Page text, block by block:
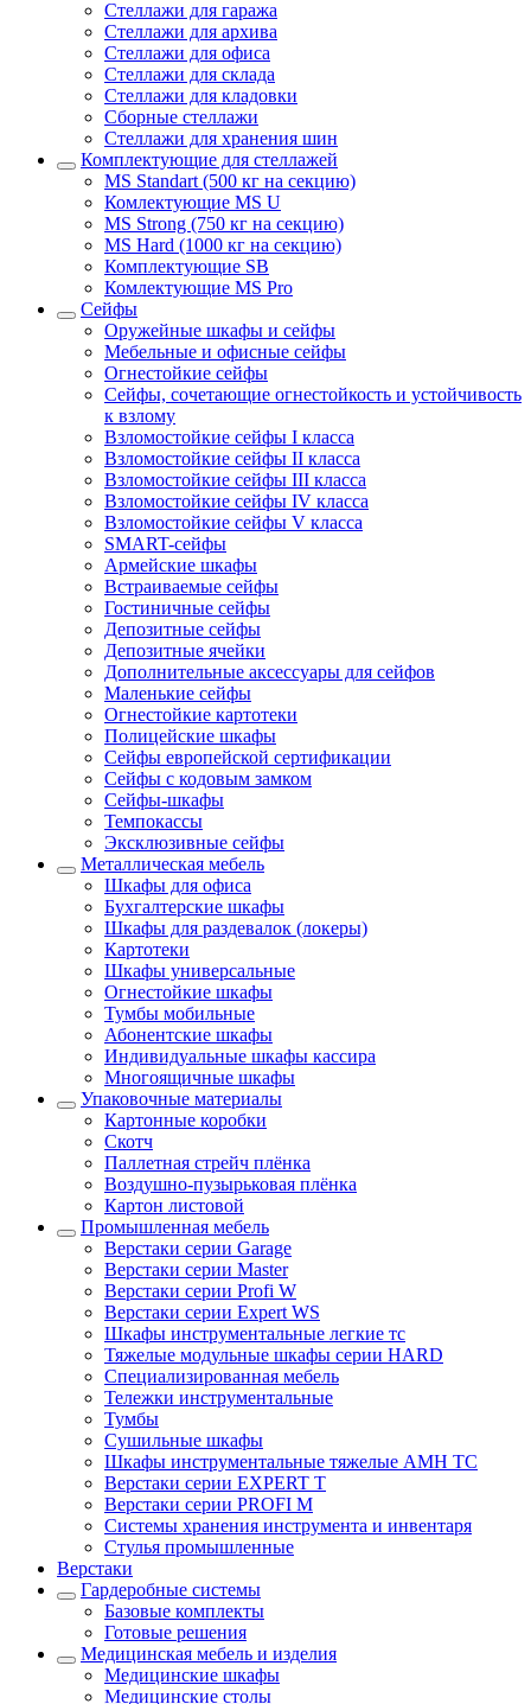
Стеллажи для гаража
Стеллажи для архива
Стеллажи для офиса
Стеллажи для склада
Стеллажи для кладовки
Сборные стеллажи
Стеллажи для хранения шин
Комплектующие для стеллажей
MS Standart (500 кг на секцию)
Комлектующие MS U
MS Strong (750 кг на секцию)
MS Hard (1000 кг на секцию)
Комплектующие SB
Комлектующие MS Pro
Сейфы
Оружейные шкафы и сейфы
Мебельные и офисные сейфы
Огнестойкие сейфы
Сейфы, сочетающие огнестойкость и устойчивость
к взлому
Взломостойкие сейфы I класса
Взломостойкие сейфы II класса
Взломостойкие сейфы III класса
Взломостойкие сейфы IV класса
Взломостойкие сейфы V класса
SMART-сейфы
Армейские шкафы
Встраиваемые сейфы
Гостиничные сейфы
Депозитные сейфы
Депозитные ячейки
Дополнительные аксессуары для сейфов
Маленькие сейфы
Огнестойкие картотеки
Полицейские шкафы
Сейфы европейской сертификации
Сейфы с кодовым замком
Сейфы-шкафы
Темпокассы
Эксклюзивные сейфы
Металлическая мебель
Шкафы для офиса
Бухгалтерские шкафы
Шкафы для раздевалок (локеры)
Картотеки
Шкафы универсальные
Огнестойкие шкафы
Тумбы мобильные
Абонентские шкафы
Индивидуальные шкафы кассира
Многоящичные шкафы
Упаковочные материалы
Картонные коробки
Скотч
Паллетная стрейч плёнка
Воздушно-пузырьковая плёнка
Картон листовой
Промышленная мебель
Верстаки серии Garage
Верстаки серии Master
Верстаки серии Profi W
Верстаки серии Expert WS
Шкафы инструментальные легкие тс
Тяжелые модульные шкафы серии HARD
Cпециализированная мебель
Тележки инструментальные
Тумбы
Cушильные шкафы
Шкафы инструментальные тяжелые AMH TC
Верстаки серии EXPERT T
Верстаки серии PROFI M
Системы хранения инструмента и инвентаря
Стулья промышленные
Верстаки
Гардеробные системы
Базовые комплекты
Готовые решения
Медицинская мебель и изделия
Медицинские шкафы
Медицинские столы